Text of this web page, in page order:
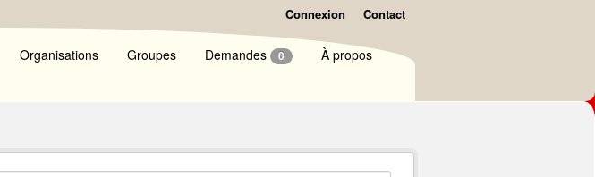
Connexion Contact
Organisations Groupes Demandes 0 À propos